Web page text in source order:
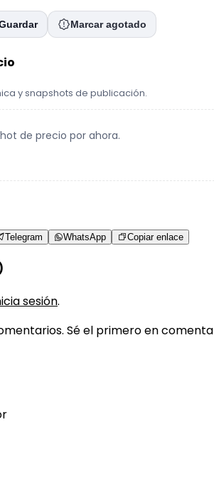
Marcar agotado
y snapshots de publicación.
de precio por ahora.
Telegram WhatsApp Copiar enlace
sesión.
Sé el primero en